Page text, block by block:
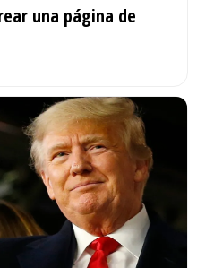
una página de